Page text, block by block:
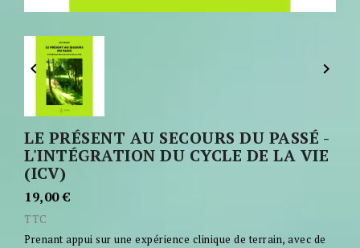
 
LE PRÉSENT AU SECOURS DU PASSÉ -
L'INTÉGRATION DU CYCLE DE LA VIE
(ICV)
19,00 €
TTC
Prenant appui sur une expérience clinique de terrain, avec de